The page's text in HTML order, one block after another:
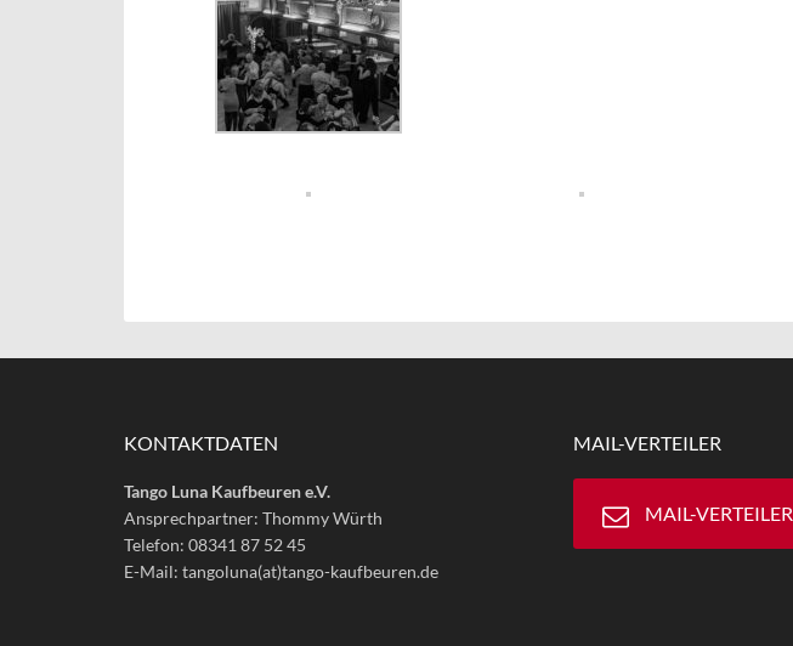
KONTAKTDATEN
Tango Luna Kaufbeuren e.V.
Ansprechpartner: Thommy Würth
Telefon: 08341 87 52 45
E-Mail: tangoluna(at)tango-kaufbeuren.de
MAIL-VERTEILER
MAIL-VERTEILER